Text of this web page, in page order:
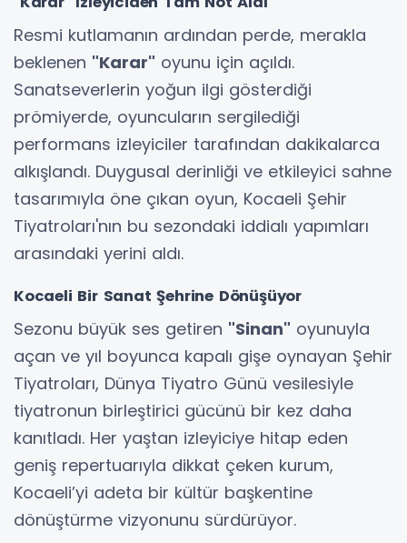
Resmi kutlamanın ardından perde, merakla
beklenen "Karar" oyunu için açıldı.
Sanatseverlerin yoğun ilgi gösterdiği
prömiyerde, oyuncuların sergilediği
performans izleyiciler tarafından dakikalarca
alkışlandı. Duygusal derinliği ve etkileyici sahne
tasarımıyla öne çıkan oyun, Kocaeli Şehir
Tiyatroları'nın bu sezondaki iddialı yapımları
arasındaki yerini aldı.
Kocaeli Bir Sanat Şehrine Dönüşüyor
Sezonu büyük ses getiren "Sinan" oyunuyla
açan ve yıl boyunca kapalı gişe oynayan Şehir
Tiyatroları, Dünya Tiyatro Günü vesilesiyle
tiyatronun birleştirici gücünü bir kez daha
kanıtladı. Her yaştan izleyiciye hitap eden
geniş repertuarıyla dikkat çeken kurum,
Kocaeli’yi adeta bir kültür başkentine
dönüştürme vizyonunu sürdürüyor.